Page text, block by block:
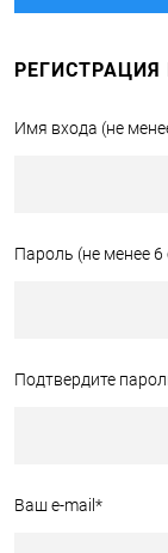
Имя входа (не
Пароль (не менее
Подтвердите
Ваш e-mail *